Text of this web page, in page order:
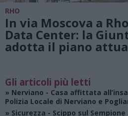
RHO
In via Moscova a
Data Center: la
adotta il piano
Gli articoli più letti
» Nerviano - Casa affittata
Polizia Locale di Nerviano e
» Sicurezza - Scippo sul